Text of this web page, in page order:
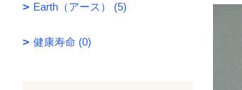
Earth（アース） (5)
健康寿命 (0)